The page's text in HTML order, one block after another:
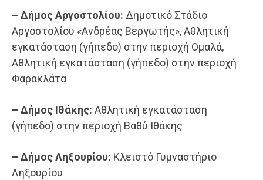
– Δήμος Αργοστολίου: Δημοτικό Στάδιο
Αργοστολίου «Ανδρέας Βεργωτής», Αθλητική
εγκατάσταση (γήπεδο) στην περιοχή Ομαλά,
Αθλητική εγκατάσταση (γήπεδο) στην περιοχή
Φαρακλάτα
– Δήμος Ιθάκης: Αθλητική εγκατάσταση
(γήπεδο) στην περιοχή Βαθύ Ιθάκης
– Δήμος Ληξουρίου: Κλειστό Γυμναστήριο
Ληξουρίου